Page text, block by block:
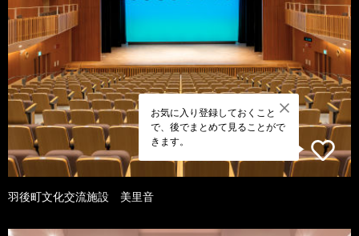
お気に入り登録しておくこと
で、後でまとめて見ることがで
きます。
羽後町文化交流施設 美里音